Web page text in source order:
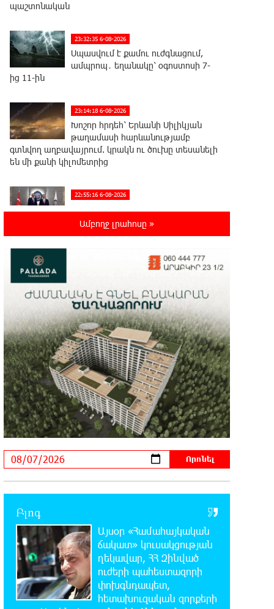
պաշտոնական
23:32:35 6-08-2026
Սպասվում է քամու ուժգնացում,
ամպրոպ․ եղանակը՝ օգոստոսի 7-
ից 11-ին
23:14:18 6-08-2026
Խոշոր հրդեհ՝ Երևանի Սիլիկյան
թաղամասի հարևանությամբ
գտնվող աղբավայրում. կրակն ու ծուխը տեսանելի
են մի քանի կիլոմետրից
22:55:16 6-08-2026
վարչապետները քննարկել են
շրջանում արմատից փտած
հերթական ծառն է տապալվել
22:19:14 6-08-2026
Իրանը և Օմանը պլանավորում են
փոխել Հորմուզի նեղուցի
նավագնացության կառուցվածքը
22:00:57 6-08-2026
8-ամյա Մոնթե Մուրադյանն ու
Սյունե Քոսակյանը հաղթահարել
են Արարատի գագաթը
21:41:25 6-08-2026
Վթար Լոռու մարզում․
փրկարարները վարորդին դուրս են
բերել արգելափակումից
21:23:57 6-08-2026
Երևանում երթուղիների
փոփոխություն կլինի
Ամբողջ լրահոսը »
Բլոգ
Այսօր «Համահայկական
ճակատ» կուսակցության
ղեկավար, ՀՀ Զինված
ուժերի պահեստազորի
փոխգնդապետ,
հետախուզական զորքերի